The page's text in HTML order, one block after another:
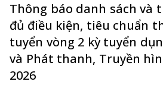
Thông báo danh sách và
đủ điều kiện, tiêu chuẩn
tuyển vòng 2 kỳ tuyển
và Phát thanh, Truyền
2026